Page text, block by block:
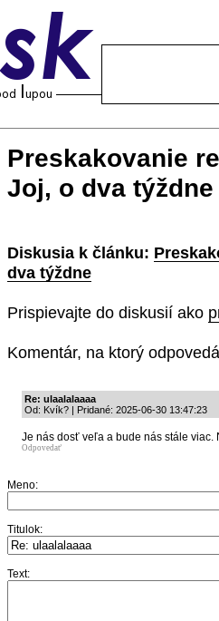
Preskakovanie
Joj, o dva týždne
Diskusia k článku:
dva týždne
Prispievajte do diskusií ako
Komentár, na ktorý
Re: ulaalalaaaa
Od: Kvík? | Pridané: 2025-06-30 13:47:23
Je nás dosť veľa a bude nás stále viac.
Odpovedať
Meno:
Titulok:
Text: